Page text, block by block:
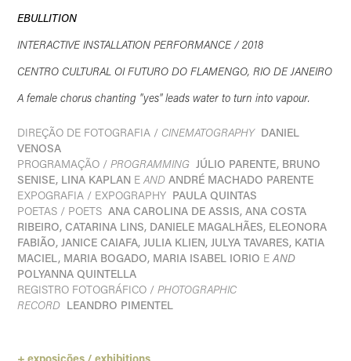
EBULLITION
INTERACTIVE INSTALLATION PERFORMANCE / 2018
CENTRO CULTURAL OI FUTURO DO FLAMENGO, RIO DE JANEIRO
A female chorus chanting "yes" leads water to turn into vapour.
DIREÇÃO DE FOTOGRAFIA / CINEMATOGRAPHY DANIEL
VENOSA
PROGRAMAÇÃO /PROGRAMMINGJÚLIO PARENTE, BRUNO
SENISE, LINA KAPLAN EAND ANDRÉ MACHADO PARENTE
EXPOGRAFIA / EXPOGRAPHY PAULA QUINTAS
POETAS / POETSANA CAROLINA DE ASSIS, ANA COSTA
RIBEIRO, CATARINA LINS, DANIELE MAGALHÃES, ELEONORA
FABIÃO, JANICE CAIAFA, JULIA KLIEN, JULYA TAVARES, KATIA
MACIEL, MARIA BOGADO, MARIA ISABEL IORIO EAND
POLYANNA QUINTELLA
REGISTRO FOTOGRÁFICO /PHOTOGRAPHIC
RECORD LEANDRO PIMENTEL